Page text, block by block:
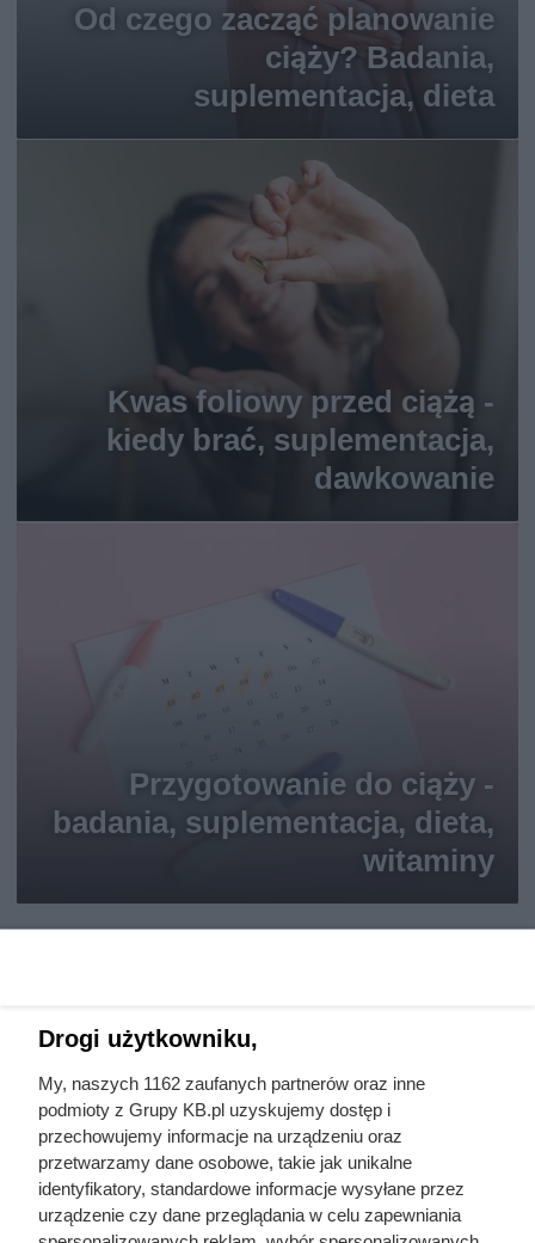
Od czego zacząć planowanie
ciąży? Badania,
suplementacja, dieta
Kwas foliowy przed ciążą -
kiedy brać, suplementacja,
dawkowanie
Przygotowanie do ciąży -
badania, suplementacja, dieta,
witaminy
Drogi użytkowniku,
My, naszych 1162 zaufanych partnerów oraz inne
podmioty z Grupy KB.pl uzyskujemy dostęp i
przechowujemy informacje na urządzeniu oraz
przetwarzamy dane osobowe, takie jak unikalne
identyfikatory, standardowe informacje wysyłane przez
urządzenie czy dane przeglądania w celu zapewniania